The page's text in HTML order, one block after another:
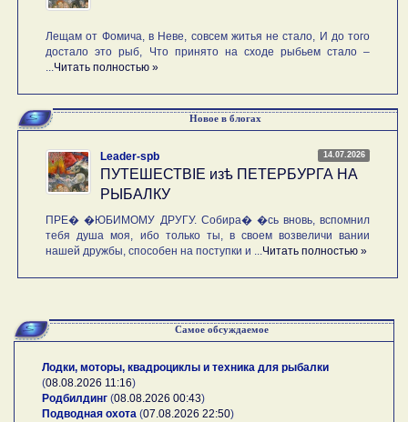
Лещам от Фомича, в Неве, совсем житья не стало, И до того
достало это рыб, Что принято на сходе рыбьем стало –
...Читать полностью »
Новое в блогах
14.07.2026
Leader-spb
ПУТЕШЕСТВIE изѣ ПЕТЕРБУРГА НА
РЫБАЛКУ
ПРЕ� �ЮБИМОМУ ДРУГУ. Собира� �сь вновь, вспомнил
тебя душа моя, ибо только ты, в своем возвеличи вании
нашей дружбы, способен на поступки и ...Читать полностью »
Самое обсуждаемое
Лодки, моторы, квадроциклы и техника для рыбалки
(08.08.2026 11:16)
Родбилдинг (08.08.2026 00:43)
Подводная охота (07.08.2026 22:50)